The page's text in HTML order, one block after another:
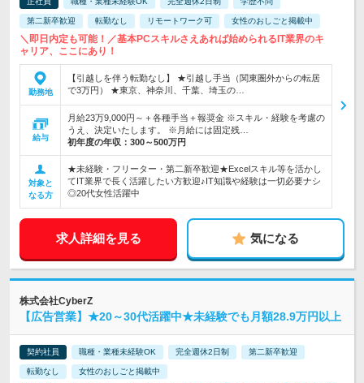
第二新卒歓迎 転勤なし リモートワーク可 女性のおしごと掲載中
＼即日内定も可能！／基本PCスキルさえあれば始められるIT業界のキ
ャリア、ここにあり！
勤務地
【引越しを伴う転勤なし】 ★引越し手当（関東圏外からの転居
で3万円） ★東京、神奈川、千葉、埼玉の…
給与
月給23万9,000円～＋各種手当＋報奨金 ※スキル・経験を考慮の
うえ、決定いたします。 ※月給には固定残…
初年度の年収： 300～500万円
対象と
なる方
★未経験・フリーター・第二新卒歓迎★Excelスキル等を活かし
てIT業界で長く活躍したい方歓迎♪IT知識や経験は一切必要ナシ
◎20代女性活躍中
求人詳細を見る 気になる
株式会社CyberZ
【広告営業】★20～30代活躍中★未経験でも月額28.9万円以上
契約社員 職種・業種未経験OK 完全週休2日制 第二新卒歓迎
転勤なし 女性のおしごと掲載中